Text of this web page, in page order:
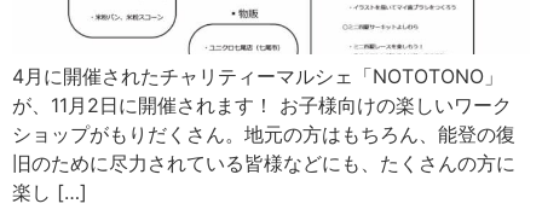
4月に開催されたチャリティーマルシェ「NOTOTONO」
が、11月2日に開催されます！ お子様向けの楽しいワーク
ショップがもりだくさん。地元の方はもちろん、能登の復
旧のために尽力されている皆様などにも、たくさんの方に
楽し […]